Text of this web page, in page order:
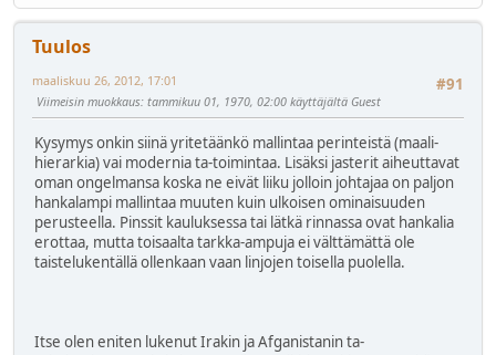
Tuulos
#91
maaliskuu 26, 2012, 17:01
Viimeisin muokkaus: tammikuu 01, 1970, 02:00 käyttäjältä Guest
Kysymys onkin siinä yritetäänkö mallintaa perinteistä (maali-
hierarkia) vai modernia ta-toimintaa. Lisäksi jasterit aiheuttavat
oman ongelmansa koska ne eivät liiku jolloin johtajaa on paljon
hankalampi mallintaa muuten kuin ulkoisen ominaisuuden
perusteella. Pinssit kauluksessa tai lätkä rinnassa ovat hankalia
erottaa, mutta toisaalta tarkka-ampuja ei välttämättä ole
taistelukentällä ollenkaan vaan linjojen toisella puolella.
Itse olen eniten lukenut Irakin ja Afganistanin ta-